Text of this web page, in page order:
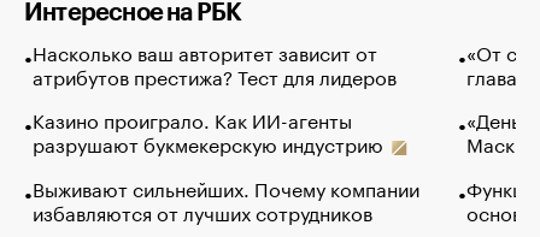
Интересное на РБК
Насколько ваш авторитет зависит от
атрибутов престижа? Тест для лидеров
Казино проиграло. Как ИИ-агенты
разрушают букмекерскую индустрию
Выживают сильнейших. Почему компании
избавляются от лучших сотрудников
«От
глава
Маск в
основ